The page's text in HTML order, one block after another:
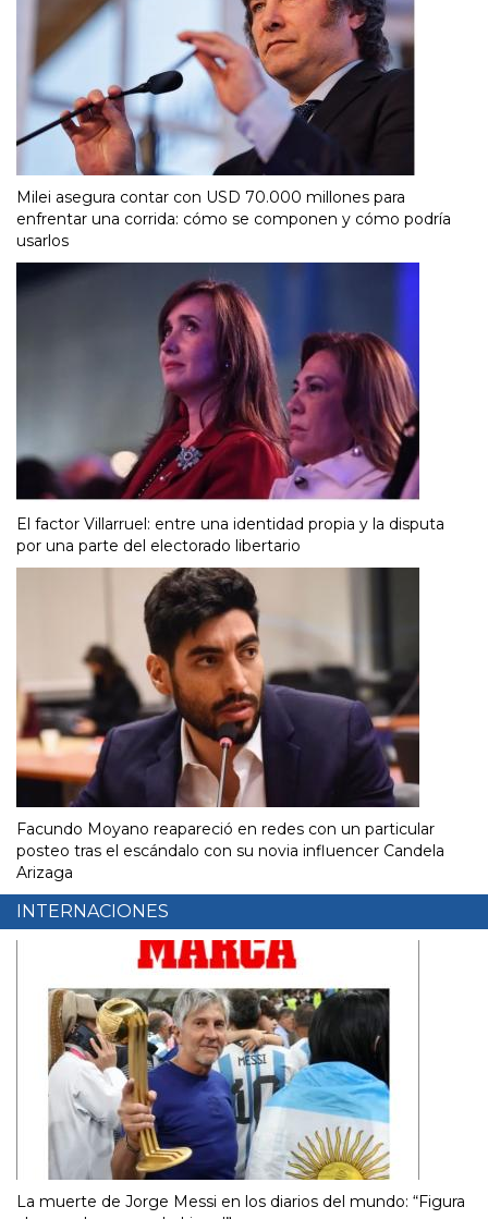
Milei asegura contar con USD 70.000 millones para
enfrentar una corrida: cómo se componen y cómo podría
usarlos
El factor Villarruel: entre una identidad propia y la disputa
por una parte del electorado libertario
Facundo Moyano reapareció en redes con un particular
posteo tras el escándalo con su novia influencer Candela
Arizaga
INTERNACIONES
La muerte de Jorge Messi en los diarios del mundo: “Figura